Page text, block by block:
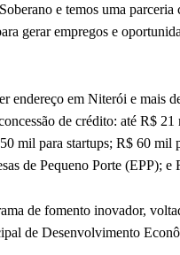
e temos uma
gerar empregos e
endereço em Niterói e mais
de crédito: até R$
mil para startups; R$ 60 mil
de Pequeno Porte (EPP); e
de fomento inovador,
de Desenvolvimento